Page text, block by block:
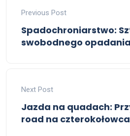
Previous Post
Spadochroniarstwo:
swobodnego
Next Post
Jazda na quadach:
road na